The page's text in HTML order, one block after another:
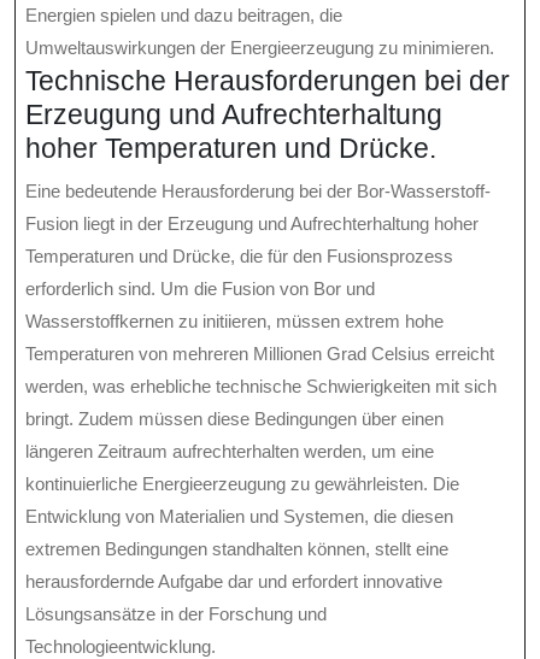
Energien spielen und dazu beitragen, die
Umweltauswirkungen der Energieerzeugung zu minimieren.
Technische Herausforderungen bei der
Erzeugung und Aufrechterhaltung
hoher Temperaturen und Drücke.
Eine bedeutende Herausforderung bei der Bor-Wasserstoff-
Fusion liegt in der Erzeugung und Aufrechterhaltung hoher
Temperaturen und Drücke, die für den Fusionsprozess
erforderlich sind. Um die Fusion von Bor und
Wasserstoffkernen zu initiieren, müssen extrem hohe
Temperaturen von mehreren Millionen Grad Celsius erreicht
werden, was erhebliche technische Schwierigkeiten mit sich
bringt. Zudem müssen diese Bedingungen über einen
längeren Zeitraum aufrechterhalten werden, um eine
kontinuierliche Energieerzeugung zu gewährleisten. Die
Entwicklung von Materialien und Systemen, die diesen
extremen Bedingungen standhalten können, stellt eine
herausfordernde Aufgabe dar und erfordert innovative
Lösungsansätze in der Forschung und
Technologieentwicklung.